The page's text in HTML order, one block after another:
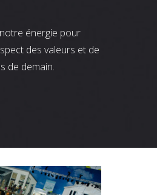
énergie pour
des valeurs et de
de demain.